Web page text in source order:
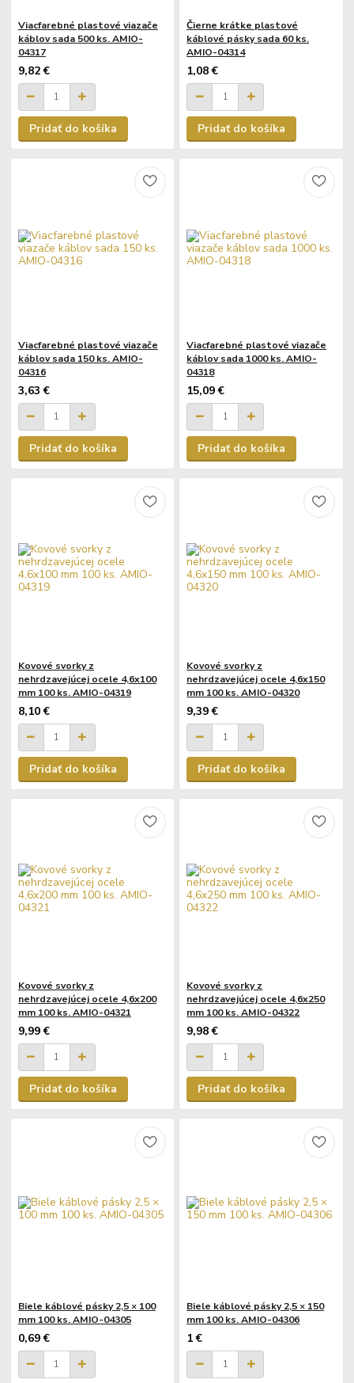
Viacfarebné plastové viazače
káblov sada 500 ks. AMIO-
04317
9,82 €
Pridať do košíka
Čierne krátke plastové
káblové pásky sada 60 ks.
AMIO-04314
1,08 €
Pridať do košíka
Viacfarebné plastové viazače
káblov sada 150 ks. AMIO-
04316
3,63 €
Pridať do košíka
Viacfarebné plastové viazače
káblov sada 1000 ks. AMIO-
04318
15,09 €
Pridať do košíka
Kovové svorky z
nehrdzavejúcej ocele 4,6x100
mm 100 ks. AMIO-04319
8,10 €
Pridať do košíka
Kovové svorky z
nehrdzavejúcej ocele 4,6x150
mm 100 ks. AMIO-04320
9,39 €
Pridať do košíka
Kovové svorky z
nehrdzavejúcej ocele 4,6x200
mm 100 ks. AMIO-04321
9,99 €
Pridať do košíka
Kovové svorky z
nehrdzavejúcej ocele 4,6x250
mm 100 ks. AMIO-04322
9,98 €
Pridať do košíka
Biele káblové pásky 2,5 × 100
mm 100 ks. AMIO-04305
0,69 €
Biele káblové pásky 2,5 × 150
mm 100 ks. AMIO-04306
1 €